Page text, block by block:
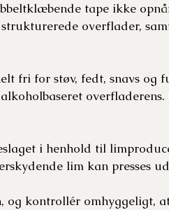
tape ikke
overflader,
fri for støv, fedt, snavs og
i henhold til
lim kan presses
og kontrollér omhyggeligt,